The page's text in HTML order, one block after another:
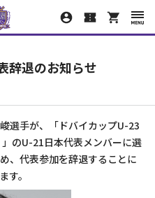
辞退のお知らせ
選手が、「ドバイカップU-23
のU-21日本代表メンバーに選
、代表参加を辞退することに
す。